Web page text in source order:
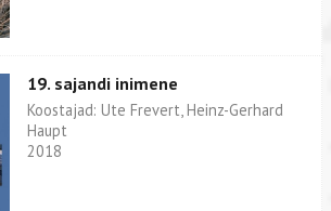
19. sajandi inimene
Koostajad: Ute Frevert, Heinz-Gerhard
Haupt
2018